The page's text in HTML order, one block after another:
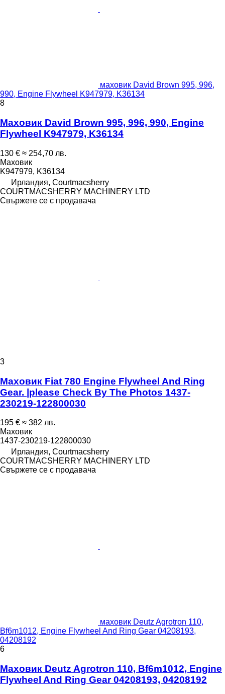
маховик David Brown 995, 996,
990, Engine Flywheel K947979, K36134
8
Маховик David Brown 995, 996, 990, Engine
Flywheel K947979, K36134
130 € ≈ 254,70 лв.
Маховик
K947979, K36134
Ирландия, Courtmacsherry
COURTMACSHERRY MACHINERY LTD
Свържете се с продавача
3
Маховик Fiat 780 Engine Flywheel And Ring
Gear. |please Check By The Photos 1437-
230219-122800030
195 € ≈ 382 лв.
Маховик
1437-230219-122800030
Ирландия, Courtmacsherry
COURTMACSHERRY MACHINERY LTD
Свържете се с продавача
маховик Deutz Agrotron 110,
Bf6m1012, Engine Flywheel And Ring Gear 04208193,
04208192
6
Маховик Deutz Agrotron 110, Bf6m1012, Engine
Flywheel And Ring Gear 04208193, 04208192